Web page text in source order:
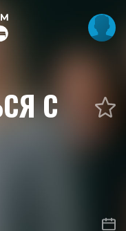
С